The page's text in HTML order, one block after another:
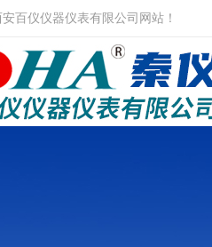
百仪仪器仪表有限公司网站！